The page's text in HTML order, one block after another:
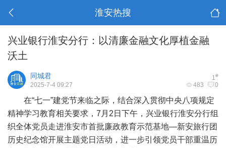
淮安热搜
兴业银行淮安分行：以清廉金融文化厚植金融
沃土
1#
同城君
483 0
2025-7-4 09:27
在“七一”建党节来临之际，结合深入贯彻中央八项规定
精神学习教育相关要求，7月2日下午，兴业银行淮安分行组
织全体党员走进淮安市首批廉政教育示范基地—新安旅行团
历史纪念馆开展主题党日活动，进一步引领党员干部重温历